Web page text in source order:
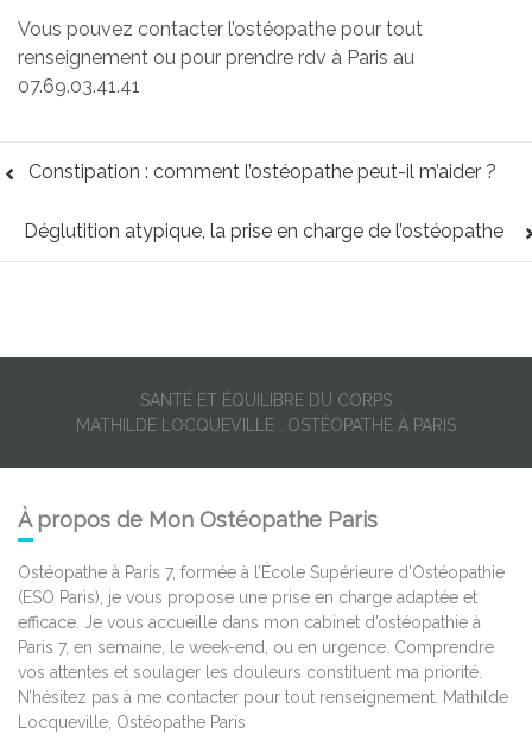
Vous pouvez contacter l’ostéopathe pour tout
renseignement ou pour prendre rdv à Paris au
07.69.03.41.41
Constipation : comment l’ostéopathe peut-il m’aider ?
Déglutition atypique, la prise en charge de l’ostéopathe
SANTÉ ET ÉQUILIBRE DU CORPS
MATHILDE LOCQUEVILLE . OSTÉOPATHE À PARIS
À propos de Mon Ostéopathe Paris
Ostéopathe à Paris 7, formée à l’École Supérieure d’Ostéopathie
(ESO Paris), je vous propose une prise en charge adaptée et
efficace. Je vous accueille dans mon cabinet d’ostéopathie à
Paris 7, en semaine, le week-end, ou en urgence. Comprendre
vos attentes et soulager les douleurs constituent ma priorité.
N’hésitez pas à me contacter pour tout renseignement. Mathilde
Locqueville, Ostéopathe Paris